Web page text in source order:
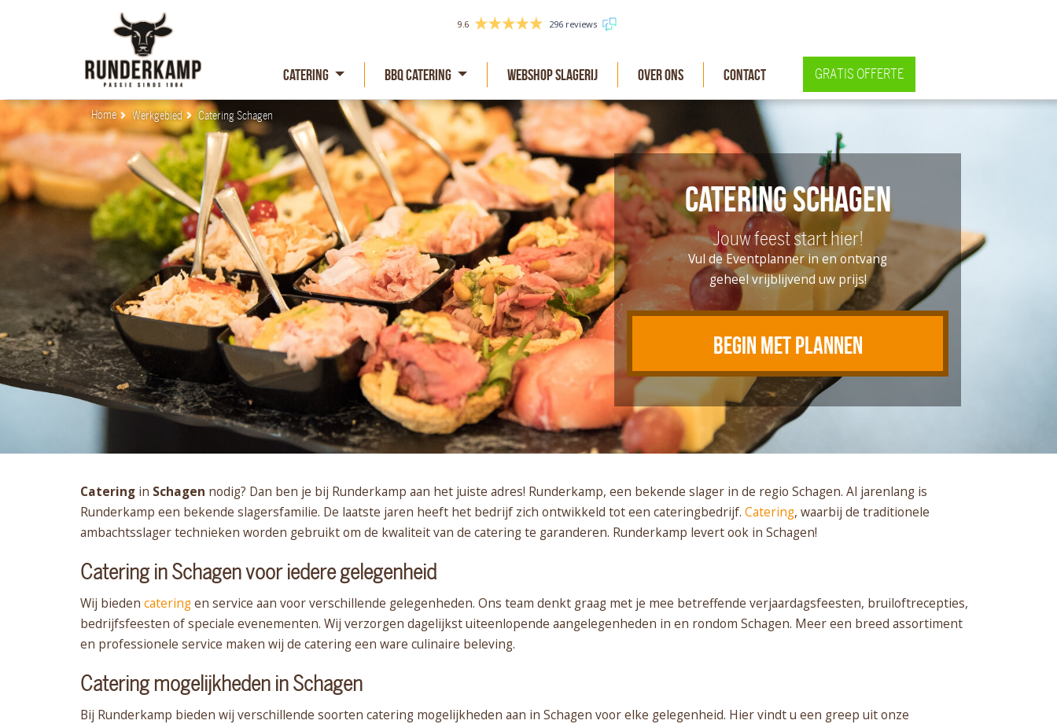
Catering BBQ Catering Webshop slagerij Over Ons Contact GRATIS OFFERTE
9.6 296 reviews
Home Werkgebied Catering Schagen
Catering Schagen
Jouw feest start hier!
Vul de Eventplanner in en ontvang
geheel vrijblijvend uw prijs!
BEGIN MET PLANNEN
Catering in Schagen nodig? Dan ben je bij Runderkamp aan het juiste adres! Runderkamp, een bekende slager in de regio Schagen. Al jarenlang is
Runderkamp een bekende slagersfamilie. De laatste jaren heeft het bedrijf zich ontwikkeld tot een cateringbedrijf. Catering, waarbij de traditionele
ambachtsslager technieken worden gebruikt om de kwaliteit van de catering te garanderen. Runderkamp levert ook in Schagen!
Catering in Schagen voor iedere gelegenheid
Wij bieden cateringen service aan voor verschillende gelegenheden. Ons team denkt graag met je mee betreffende verjaardagsfeesten, bruiloftrecepties,
bedrijfsfeesten of speciale evenementen. Wij verzorgen dagelijkst uiteenlopende aangelegenheden in en rondom Schagen. Meer een breed assortiment
en professionele service maken wij de catering een ware culinaire beleving.
Catering mogelijkheden in Schagen
Bij Runderkamp bieden wij verschillende soorten catering mogelijkheden aan in Schagen voor elke gelegenheid. Hier vindt u een greep uit onze